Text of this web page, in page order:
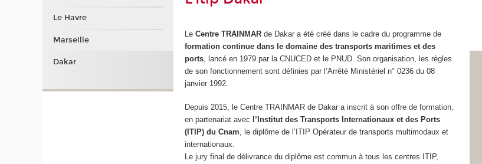
LeCentre TRAINMARde Dakar a été créé dans le cadre du programme de
formation continue dans le domaine des transports maritimes et des
ports , lancé en 1979 par la CNUCED et le PNUD. Son organisation, les règles
de son fonctionnement sont définies par l’Arrêté Ministériel n° 0236 du 08
janvier 1992.
Depuis 2015, le Centre TRAINMAR de Dakar a inscrit à son offre de formation,
en partenariat avec
l’Institut des Transports Internationaux et des Ports
(ITIP) du Cnam, le diplôme de l’ITIP Opérateur de transports multimodaux et
internationaux.
Le jury final de délivrance du diplôme est commun à tous les centres ITIP,
Le Havre
Marseille
Dakar